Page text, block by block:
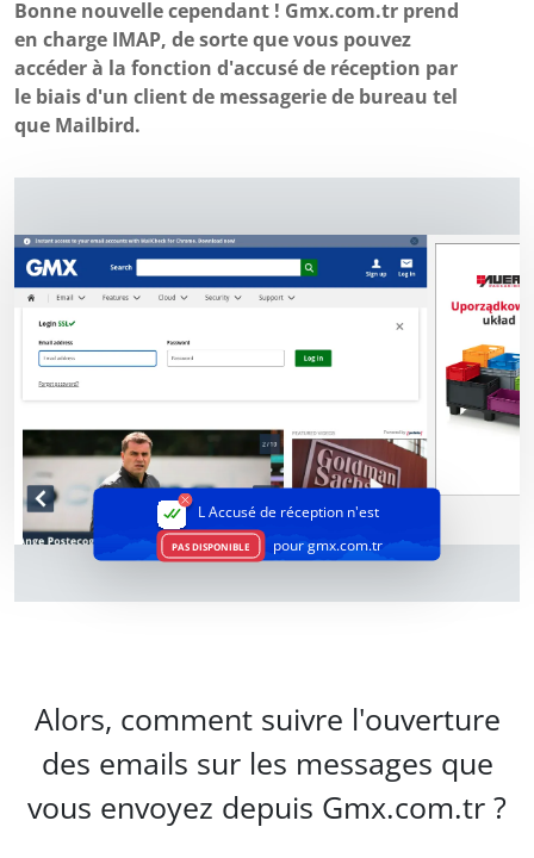
Bonne nouvelle cependant ! Gmx.com.tr prend
en charge IMAP, de sorte que vous pouvez
accéder à la fonction d'accusé de réception par
le biais d'un client de messagerie de bureau tel
que Mailbird.
L Accusé de réception n'est
PAS DISPONIBLE pour gmx.com.tr
Alors, comment suivre l'ouverture
des emails sur les messages que
vous envoyez depuis Gmx.com.tr ?